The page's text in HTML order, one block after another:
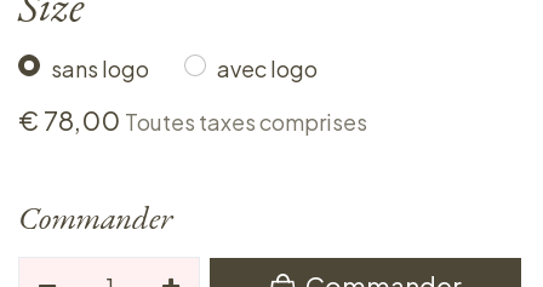
sans logo avec logo
€ 78,00 Toutes taxes comprises
Commander